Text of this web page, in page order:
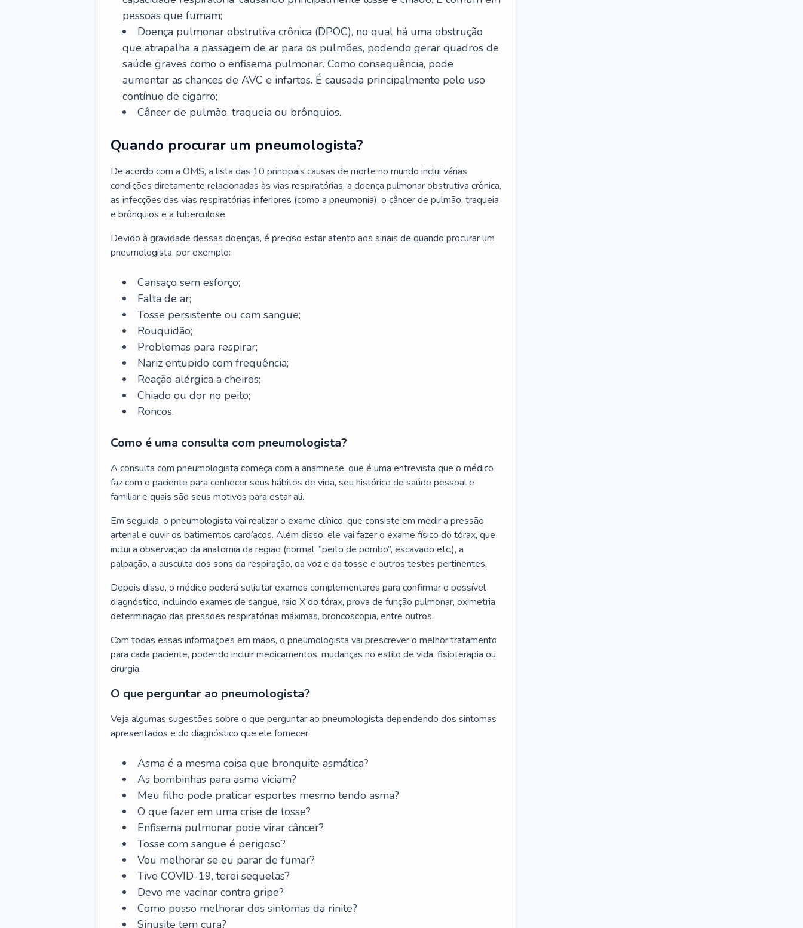
pessoas que fumam;
Doença pulmonar obstrutiva crônica (DPOC), no qual há uma obstrução
que atrapalha a passagem de ar para os pulmões, podendo gerar quadros de
saúde graves como o enfisema pulmonar. Como consequência, pode
aumentar as chances de AVC e infartos. É causada principalmente pelo uso
contínuo de cigarro;
Câncer de pulmão, traqueia ou brônquios.
Quando procurar um pneumologista?
De acordo com a OMS, a lista das 10 principais causas de morte no mundo inclui várias
condições diretamente relacionadas às vias respiratórias: a doença pulmonar obstrutiva crônica,
as infecções das vias respiratórias inferiores (como a pneumonia), o câncer de pulmão, traqueia
e brônquios e a tuberculose.
Devido à gravidade dessas doenças, é preciso estar atento aos sinais de quando procurar um
pneumologista, por exemplo:
Cansaço sem esforço;
Falta de ar;
Tosse persistente ou com sangue;
Rouquidão;
Problemas para respirar;
Nariz entupido com frequência;
Reação alérgica a cheiros;
Chiado ou dor no peito;
Roncos.
Como é uma consulta com pneumologista?
A consulta com pneumologista começa com a anamnese, que é uma entrevista que o médico
faz com o paciente para conhecer seus hábitos de vida, seu histórico de saúde pessoal e
familiar e quais são seus motivos para estar ali.
Em seguida, o pneumologista vai realizar o exame clínico, que consiste em medir a pressão
arterial e ouvir os batimentos cardíacos. Além disso, ele vai fazer o exame físico do tórax, que
inclui a observação da anatomia da região (normal, “peito de pombo”, escavado etc.), a
palpação, a ausculta dos sons da respiração, da voz e da tosse e outros testes pertinentes.
Depois disso, o médico poderá solicitar exames complementares para confirmar o possível
diagnóstico, incluindo exames de sangue, raio X do tórax, prova de função pulmonar, oximetria,
determinação das pressões respiratórias máximas, broncoscopia, entre outros.
Com todas essas informações em mãos, o pneumologista vai prescrever o melhor tratamento
para cada paciente, podendo incluir medicamentos, mudanças no estilo de vida, fisioterapia ou
cirurgia.
O que perguntar ao pneumologista?
Veja algumas sugestões sobre o que perguntar ao pneumologista dependendo dos sintomas
apresentados e do diagnóstico que ele fornecer:
Asma é a mesma coisa que bronquite asmática?
As bombinhas para asma viciam?
Meu filho pode praticar esportes mesmo tendo asma?
O que fazer em uma crise de tosse?
Enfisema pulmonar pode virar câncer?
Tosse com sangue é perigoso?
Vou melhorar se eu parar de fumar?
Tive COVID-19, terei sequelas?
Devo me vacinar contra gripe?
Como posso melhorar dos sintomas da rinite?
Sinusite tem cura?